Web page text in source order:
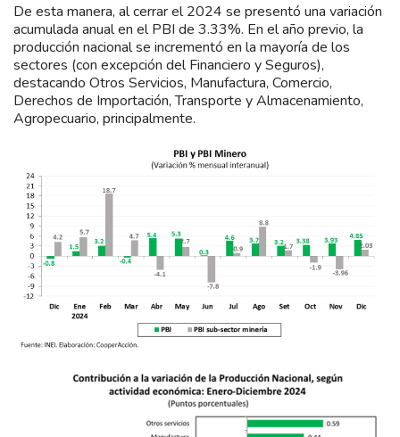
De esta manera, al cerrar el 2024 se presentó una variación
acumulada anual en el PBI de 3.33%. En el año previo, la
producción nacional se incrementó en la mayoría de los
sectores (con excepción del Financiero y Seguros),
destacando Otros Servicios, Manufactura, Comercio,
Derechos de Importación, Transporte y Almacenamiento,
Agropecuario, principalmente.